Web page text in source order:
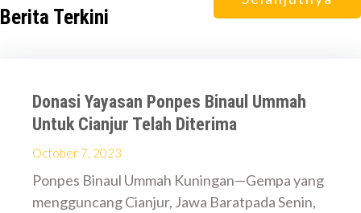
Berita Terkini
Donasi Yayasan Ponpes Binaul Ummah
Untuk Cianjur Telah Diterima
October 7, 2023
Ponpes Binaul Ummah Kuningan—Gempa yang
mengguncang Cianjur, Jawa Baratpada Senin,